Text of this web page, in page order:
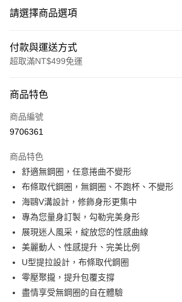
請選擇商品選項
付款與運送方式
超取滿NT$499免運
信用卡一次付款
超商取貨付款
Apple Pay
街口支付
悠遊付
全盈+PAY
大哥付你分期
相關說明
【大哥付你分期使用說明】
1.本服務由台灣大哥大提供，台灣大哥大用戶可立即
AFTEE先享後付
商品特色
商品編號
9706361
商品特色
舒適無鋼圈，任意捲曲不變形
布條取代鋼圈，無鋼圈、不跑杯、不變形
海鷗V溝設計，修飾身形更集中
專為您量身訂製，勾勒完美身形
展現迷人風采，綻放您的性感曲線
美麗動人、性感提升、完美比例
U型提拉設計，布條取代鋼圈
零壓聚攏，提升包覆支撐
盡情享受無鋼圈的自在體驗